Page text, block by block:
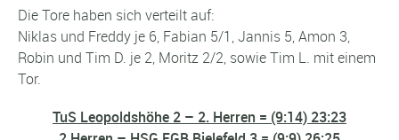
Die Tore haben sich verteilt auf:
Niklas und Freddy je 6, Fabian 5/1, Jannis 5, Amon 3,
Robin und Tim D. je 2, Moritz 2/2, sowie Tim L. mit einem
Tor.
TuS Leopoldshöhe 2 – 2. Herren = (9:14) 23:23